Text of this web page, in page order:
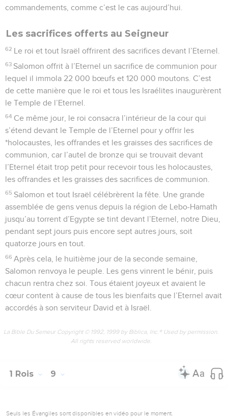
commandements, comme c’est le cas aujourd’hui.
Les sacrifices offerts au Seigneur
62 Le roi et tout Israël offrirent des sacrifices devant l’Eternel.
63 Salomon offrit à l’Eternel un sacrifice de communion pour
lequel il immola 22 000 bœufs et 120 000 moutons. C’est
de cette manière que le roi et tous les Israélites inaugurèrent
le Temple de l’Eternel.
64 Ce même jour, le roi consacra l’intérieur de la cour qui
s’étend devant le Temple de l’Eternel pour y offrir les
*holocaustes, les offrandes et les graisses des sacrifices de
communion, car l’autel de bronze qui se trouvait devant
l’Eternel était trop petit pour recevoir tous les holocaustes,
les offrandes et les graisses des sacrifices de communion.
65 Salomon et tout Israël célébrèrent la fête. Une grande
assemblée de gens venus depuis la région de Lebo-Hamath
jusqu’au torrent d’Egypte se tint devant l’Eternel, notre Dieu,
pendant sept jours puis encore sept autres jours, soit
quatorze jours en tout.
66 Après cela, le huitième jour de la seconde semaine,
Salomon renvoya le peuple. Les gens vinrent le bénir, puis
chacun rentra chez soi. Tous étaient joyeux et avaient le
cœur content à cause de tous les bienfaits que l’Eternel avait
accordés à son serviteur David et à Israël.
La Bible Du Semeur Copyright © 1992, 1999 by Biblica, Inc.® Used by permission.
All rights reserved worldwide.
1 Rois 9
Seuls les Évangiles sont disponibles en vidéo pour le moment.